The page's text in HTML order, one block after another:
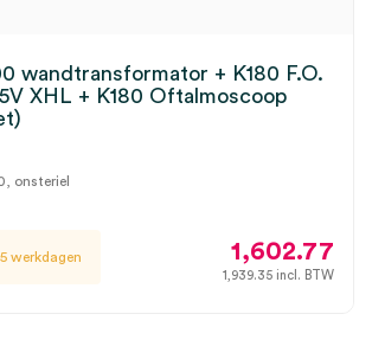
wandtransformator + K180 F.O.
XHL + K180 Oftalmoscoop
onsteriel
werkdagen 1,602.77
1,939.35 incl. BTW